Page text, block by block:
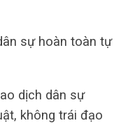
sự hoàn toàn tự
dịch dân sự
không trái đạo